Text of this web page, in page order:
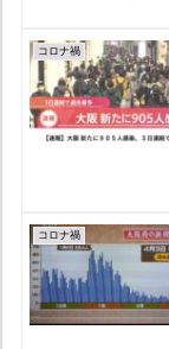
コロナ禍
コロナ禍